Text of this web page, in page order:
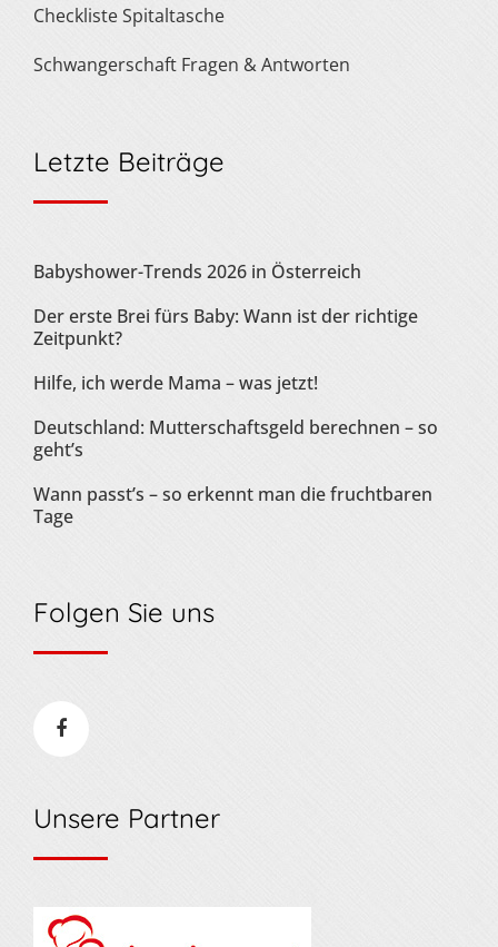
Checkliste Spitaltasche
Schwangerschaft Fragen & Antworten
Letzte Beiträge
Babyshower-Trends 2026 in Österreich
Der erste Brei fürs Baby: Wann ist der richtige
Zeitpunkt?
Hilfe, ich werde Mama – was jetzt!
Deutschland: Mutterschaftsgeld berechnen – so
geht’s
Wann passt’s – so erkennt man die fruchtbaren
Tage
Folgen Sie uns
Unsere Partner